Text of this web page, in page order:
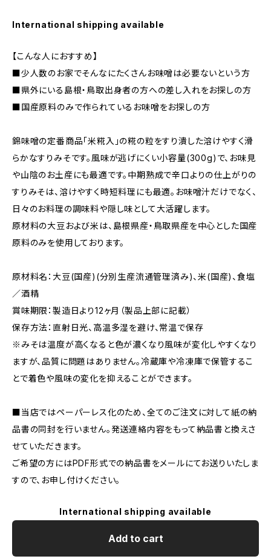
International shipping available
【こんな人におすすめ】
■少人数のお家でそんなにたくさんお味噌は必要ないという方
■県外にいる島根・鳥取出身者の方への差し入れをお探しの方
■国産原料のみで作られているお味噌をお探しの方
錦味噌の定番商品「米糀入」の糀の粒をすり潰した溶けやすく滑
らかなすりみそです。風味が逃げにくい小容量(300g)で、お味見
や山陰のお土産にも最適です。中期熟成で辛口よりの仕上がりの
すりみそは、溶けやすく時短料理にも最適。お味噌汁だけでなく、
日々のお料理の調味料や隠し味として大活躍します。
原材料の大豆および米は、島根県産・鳥取県産を中心とした国産
原料のみを使用しております。
原材料名：大豆(国産)(分別生産流通管理済み)、米(国産)、食塩
／酒精
賞味期限：製造日より12ヶ月（製品上部に記載）
保存方法：直射日光、高温多湿を避け、常温で保存
※みそは温度が高くなると色が濃くなり風味が変化しやすくなり
ますが、品質に問題はありません。冷蔵庫や冷凍庫で保管するこ
とで着色や風味の変化を抑えることができます。
■当店ではペーパーレス化のため、全てのご注文に対して紙の納
品書の同封を行いません。発送連絡内容をもって納品書と換えさ
せていただきます。
ご希望の方にはPDF形式での納品書をメールにてお送りいたしま
すので、お申し付けください。
International shipping available
Add to cart